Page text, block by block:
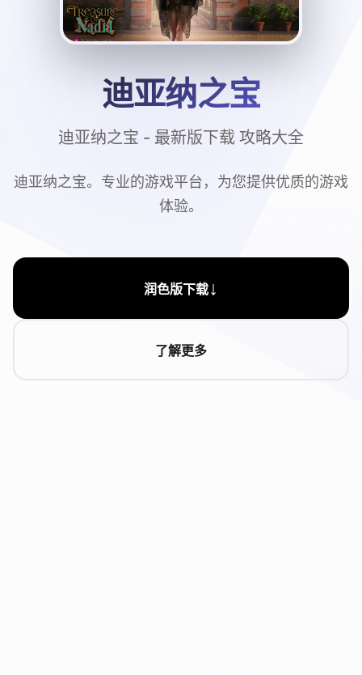
迪亚纳之宝
迪亚纳之宝 - 最新版下载 攻略大全
迪亚纳之宝。专业的游戏平台，为您提供优质的游戏
体验。
润色版下载↓
了解更多